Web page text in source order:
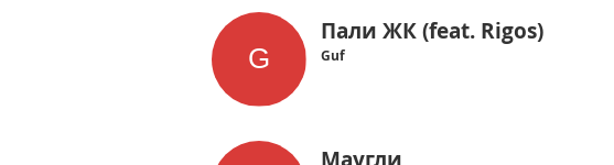
Пали ЖК (feat. Rigos)
Guf